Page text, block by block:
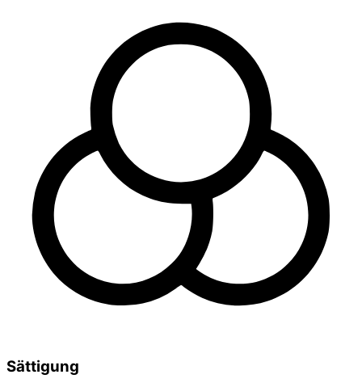
Sättigung